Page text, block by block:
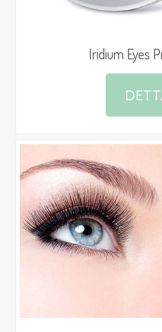
Iridium Eyes